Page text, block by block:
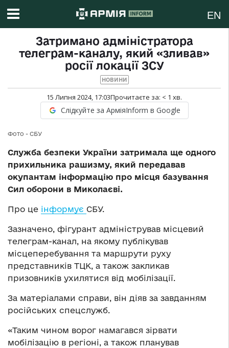
EN
Затримано адміністратора
телеграм-каналу, який «зливав»
росії локації ЗСУ
НОВИНИ
15 Липня 2024, 17:03Прочитаєте за: < 1 хв.
Слідкуйте за АрміяInform в Google
Фото - СБУ
Служба безпеки України затримала ще одного
прихильника рашизму, який передавав
окупантам інформацію про місця базування
Сил оборони в Миколаєві.
Про це інформує СБУ.
Зазначено, фігурант адміністрував місцевий
телеграм-канал, на якому публікував
місцеперебування та маршрути руху
представників ТЦК, а також закликав
призовників ухилятися від мобілізації.
За матеріалами справи, він діяв за завданням
російських спецслужб.
«Таким чином ворог намагався зірвати
мобілізацію в регіоні, а також планував